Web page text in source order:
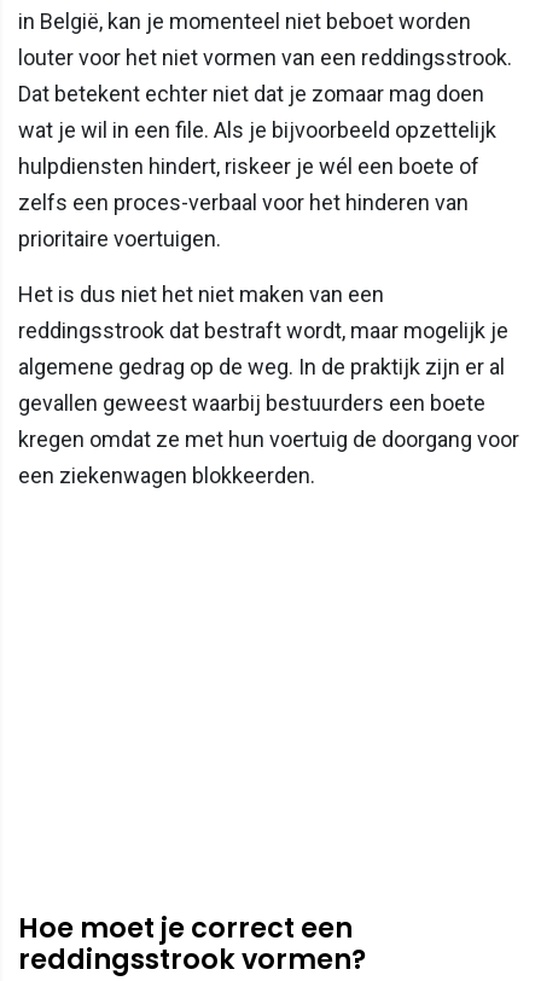
in België, kan je momenteel niet beboet worden
louter voor het niet vormen van een reddingsstrook.
Dat betekent echter niet dat je zomaar mag doen
wat je wil in een file. Als je bijvoorbeeld opzettelijk
hulpdiensten hindert, riskeer je wél een boete of
zelfs een proces-verbaal voor het hinderen van
prioritaire voertuigen.
Het is dus niet het niet maken van een
reddingsstrook dat bestraft wordt, maar mogelijk je
algemene gedrag op de weg. In de praktijk zijn er al
gevallen geweest waarbij bestuurders een boete
kregen omdat ze met hun voertuig de doorgang voor
een ziekenwagen blokkeerden.
Hoe moet je correct een
reddingsstrook vormen?